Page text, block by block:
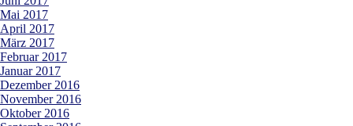
Mai 2017
April 2017
März 2017
Februar 2017
Januar 2017
Dezember 2016
November 2016
Oktober 2016